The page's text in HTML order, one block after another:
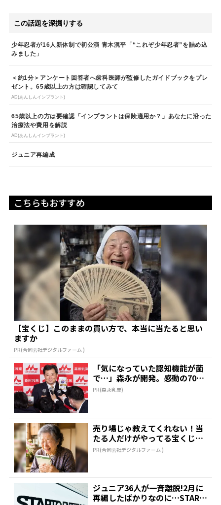
この話題を深掘りする
少年忍者が16人新体制で初公演 青木滉平「“これぞ少年忍者”を詰め込
みました」
＜約1分＞アンケート回答者へ歯科医師が監修したガイドブックをプレ
ゼント。65歳以上の方は確認してみて
AD(あんしんインプラント)
65歳以上の方は要確認「インプラントは保険適用か？」あなたに沿った
治療法や費用を解説
AD(あんしんインプラント)
ジュニア再編成
こちらもおすすめ
【宝くじ】このままの買い方で、本当に当たると思い
ますか
PR(合同会社デジタルファーム )
「気になっていた認知機能が菌
で…」森永が開発。感動の70代
続出
PR(森永乳業)
売り場じゃ教えてくれない！当
たる人だけがやってる宝くじの
習慣
PR(合同会社デジタルファーム )
ジュニア36人が一斉離脱!2月に
再編したばかりなのに…START